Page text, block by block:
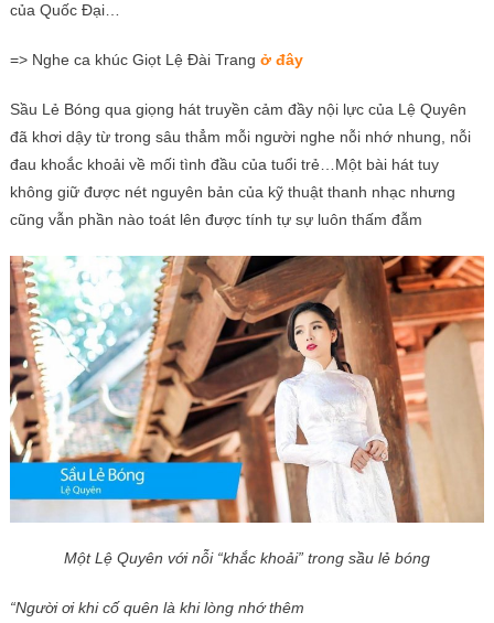
của Quốc Đại…
=> Nghe ca khúc Giọt Lệ Đài Trang ở đây
Sầu Lẻ Bóng qua giọng hát truyền cảm đầy nội lực của Lệ Quyên
đã khơi dậy từ trong sâu thẳm mỗi người nghe nỗi nhớ nhung, nỗi
đau khoắc khoải về mối tình đầu của tuổi trẻ…Một bài hát tuy
không giữ được nét nguyên bản của kỹ thuật thanh nhạc nhưng
cũng vẫn phần nào toát lên được tính tự sự luôn thấm đẫm
Một Lệ Quyên với nỗi “khắc khoải” trong sầu lẻ bóng
“Người ơi khi cố quên là khi lòng nhớ thêm